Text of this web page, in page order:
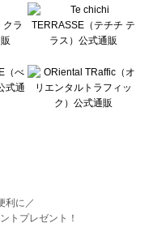
利に／
トプレゼント！